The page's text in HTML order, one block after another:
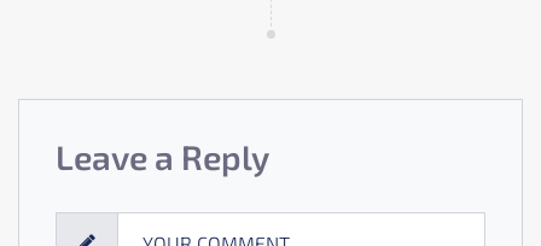
Leave a Reply